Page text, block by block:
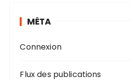
MÉTA
Connexion
Flux des publications